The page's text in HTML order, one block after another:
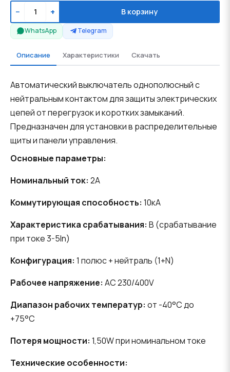
− + В корзину
WhatsApp Telegram
Описание Характеристики Скачать
Автоматический выключатель однополюсный с
нейтральным контактом для защиты электрических
цепей от перегрузок и коротких замыканий.
Предназначен для установки в распределительные
щиты и панели управления.
Основные параметры:
Номинальный ток: 2A
Коммутирующая способность: 10кА
Характеристика срабатывания: B (срабатывание
при токе 3-5In)
Конфигурация: 1 полюс + нейтраль (1+N)
Рабочее напряжение: AC 230/400V
Диапазон рабочих температур: от -40°C до
+75°C
Потеря мощности: 1,50W при номинальном токе
Технические особенности: